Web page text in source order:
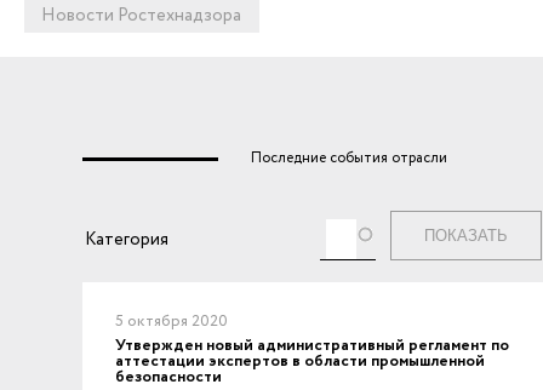
Новости Ростехнадзора
Последние события отрасли
5 октября 2020
Утвержден новый административный регламент по
аттестации экспертов в области промышленной
безопасности